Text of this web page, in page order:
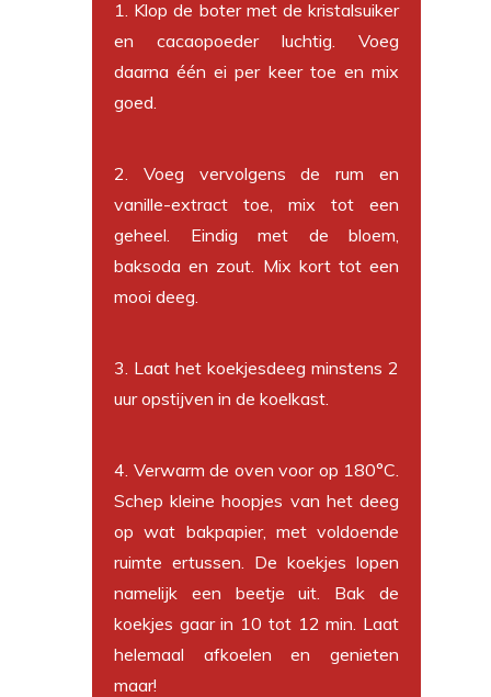
1. Klop de boter met de kristalsuiker
en cacaopoeder luchtig. Voeg
daarna één ei per keer toe en mix
goed.
2. Voeg vervolgens de rum en
vanille-extract toe, mix tot een
geheel. Eindig met de bloem,
baksoda en zout. Mix kort tot een
mooi deeg.
3. Laat het koekjesdeeg minstens 2
uur opstijven in de koelkast.
4. Verwarm de oven voor op 180°C.
Schep kleine hoopjes van het deeg
op wat bakpapier, met voldoende
ruimte ertussen. De koekjes lopen
namelijk een beetje uit. Bak de
koekjes gaar in 10 tot 12 min. Laat
helemaal afkoelen en genieten
maar!